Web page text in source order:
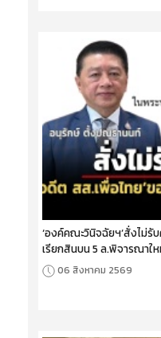
‘องค์คณะวินิจฉัยฯ’สั่งไม่รั
เรียกสินบน 5 ล.พิจารณาใ
06 สิงหาคม 2569